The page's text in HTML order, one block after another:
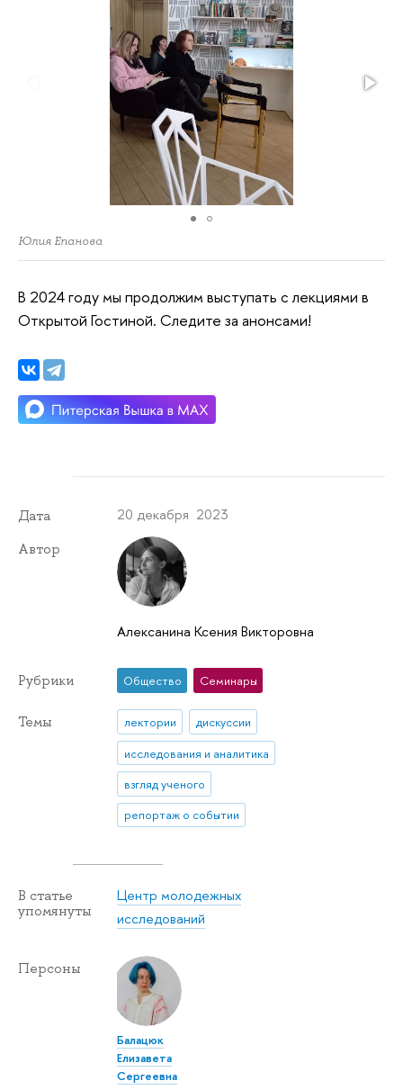
Юлия Епанова
В 2024 году мы продолжим выступать с лекциями в
Открытой Гостиной. Следите за анонсами!
Дата 20 декабря 2023
Автор
Алексанина Ксения Викторовна
Рубрики Общество Семинары
Темы лектории
дискуссии
исследования и аналитика
взгляд ученого
репортаж о событии
В статье
упомянуты
Центр молодежных
исследований
Персоны
Балацюк
Елизавета
Сергеевна